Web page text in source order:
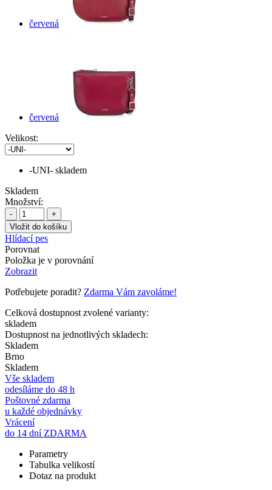
červená
červená
Velikost:
-UNI- skladem
Skladem
Množství:
- +
Hlídací pes
Porovnat
Položka je v porovnání
Zobrazit
Potřebujete poradit? Zdarma Vám zavoláme!
Celková dostupnost zvolené varianty:
skladem
Dostupnost na jednotlivých skladech:
Skladem
Brno
Skladem
Vše skladem
odesíláme do 48 h
Poštovné zdarma
u každé objednávky
Vrácení
do 14 dní ZDARMA
Parametry
Tabulka velikostí
Dotaz na produkt